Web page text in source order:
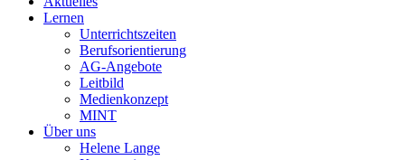
Lernen
Unterrichtszeiten
Berufsorientierung
AG-Angebote
Leitbild
Medienkonzept
MINT
Über uns
Helene Lange